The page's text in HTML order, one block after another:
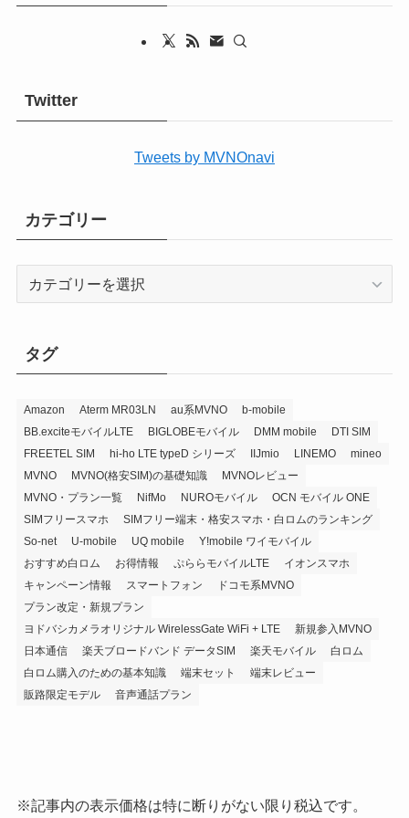
Twitter
Tweets by MVNOnavi
カテゴリー
ー
タグ
Amazon Aterm MR03LN au系MVNO
b-mobile
BB.exciteモバイルLTE
BIGLOBEモバイル DMM mobile
DTI SIM
FREETEL SIM
hi-ho LTE typeD シリーズ IIJmio LINEMO
mineo
MVNO
MVNO(格安SIM)の基礎知識
MVNOレビュー
MVNO・プラン一覧
NifMo NUROモバイル
OCN モバイル ONE
SIMフリースマホ
SIMフリー端末・格安スマホ・白ロムのランキング
So-net
U-mobile UQ mobile
Y!mobile ワイモバイル
おすすめ白ロム
お得情報 ぷららモバイルLTE
イオンスマホ
キャンペーン情報
スマートフォン
ドコモ系MVNO
プラン改定・新規プラン
ヨドバシカメラオリジナル WirelessGate WiFi + LTE
新規参入MVNO
日本通信
楽天ブロードバンド データSIM 楽天モバイル
白ロム
白ロム購入のための基本知識
端末セット
端末レビュー
販路限定モデル
音声通話プラン
※記事内の表示価格は特に断りがない限り税込です。